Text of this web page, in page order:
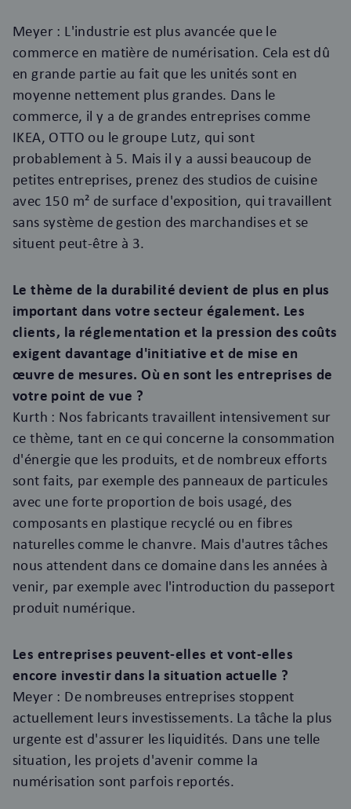
Meyer : L'industrie est plus avancée que le
commerce en matière de numérisation. Cela est dû
en grande partie au fait que les unités sont en
moyenne nettement plus grandes. Dans le
commerce, il y a de grandes entreprises comme
IKEA, OTTO ou le groupe Lutz, qui sont
probablement à 5. Mais il y a aussi beaucoup de
petites entreprises, prenez des studios de cuisine
avec 150 m² de surface d'exposition, qui travaillent
sans système de gestion des marchandises et se
situent peut-être à 3.
Le thème de la durabilité devient de plus en plus
important dans votre secteur également. Les
clients, la réglementation et la pression des coûts
exigent davantage d'initiative et de mise en
œuvre de mesures. Où en sont les entreprises de
votre point de vue ?
Kurth : Nos fabricants travaillent intensivement sur
ce thème, tant en ce qui concerne la consommation
d'énergie que les produits, et de nombreux efforts
sont faits, par exemple des panneaux de particules
avec une forte proportion de bois usagé, des
composants en plastique recyclé ou en fibres
naturelles comme le chanvre. Mais d'autres tâches
nous attendent dans ce domaine dans les années à
venir, par exemple avec l'introduction du passeport
produit numérique.
Les entreprises peuvent-elles et vont-elles
encore investir dans la situation actuelle ?
Meyer : De nombreuses entreprises stoppent
actuellement leurs investissements. La tâche la plus
urgente est d'assurer les liquidités. Dans une telle
situation, les projets d'avenir comme la
numérisation sont parfois reportés.